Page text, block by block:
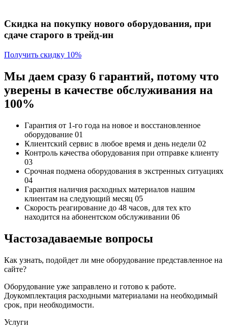
Скидка на покупку нового оборудования, при
сдаче старого в трейд-ин
Получить скидку 10%
Мы даем сразу 6 гарантий, потому что
уверены в качестве обслуживания на
100%
Гарантия от 1-го года на новое и восстановленное
оборудование 01
Клиентский сервис в любое время и день недели 02
Контроль качества оборудования при отправке клиенту
03
Срочная подмена оборудования в экстренных ситуациях
04
Гарантия наличия расходных материалов нашим
клиентам на следующий месяц 05
Скорость реагирование до 48 часов, для тех кто
находится на абонентском обслуживании 06
Частозадаваемые вопросы
Как узнать, подойдет ли мне оборудование представленное на
сайте?
Оборудование уже заправлено и готово к работе.
Доукомплектация расходными материалами на необходимый
срок, при необходимости.
Услуги